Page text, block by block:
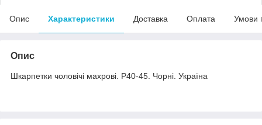
Опис Характеристики Доставка Оплата Умови
Опис
Шкарпетки чоловічі махрові. Р40-45. Чорні. Україна